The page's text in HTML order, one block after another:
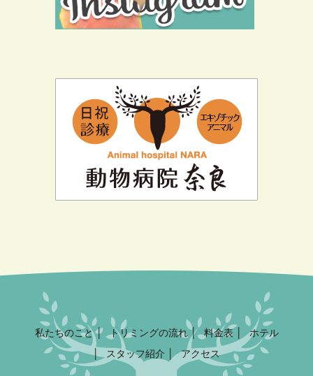
私たちのこと トリミングの流れ 料金表
ホテル
スタッフ紹介
アクセス